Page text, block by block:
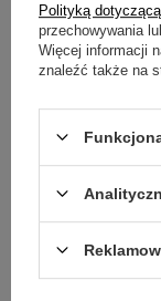
Śmieszna,
Polityką
przechowywania
Więcej informacji
znaleźć także na